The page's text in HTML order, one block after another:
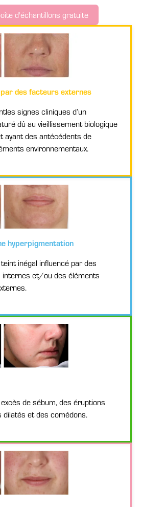
d'échantillons gratuite
par des facteurs externes
signes cliniques d’un
dû au vieillissement biologique
ayant des antécédents de
environnementaux.
hyperpigmentation
inégal influencé par des
internes et/ou des éléments
de sébum, des éruptions
dilatés et des comédons.